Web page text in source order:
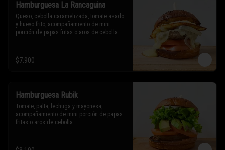
Hamburguesa La Rancaguina
Queso, cebolla caramelizada, tomate asado
y huevo frito, acompañamiento de mini
porción de papas fritas o aros de cebolla.
Sólo puedes solicitar eliminar un
ingrediente.
$7.900
Hamburguesa Rubik
Tomate, palta, lechuga y mayonesa,
acompañamiento de mini porción de papas
fritas o aros de cebolla.
* Los ingredientes no son intercambiables.